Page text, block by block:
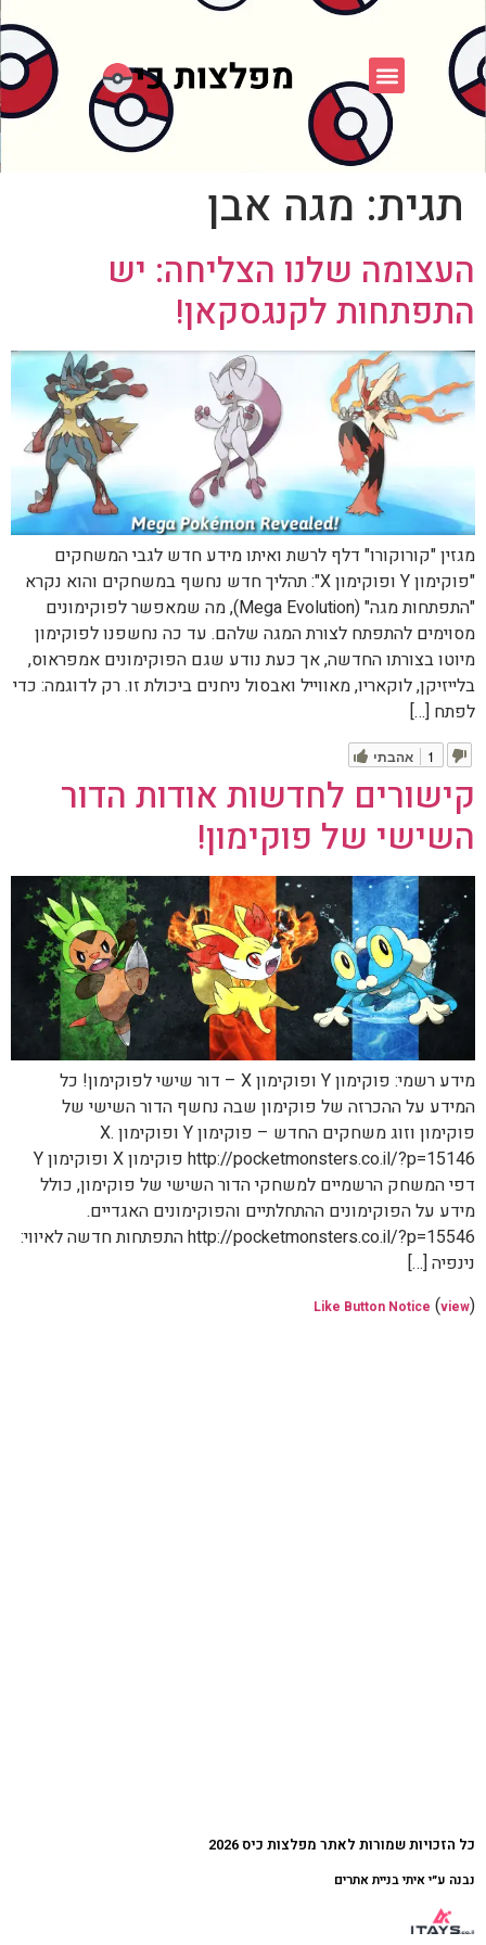
תגית: מגה אבן
העצומה שלנו הצליחה: יש
התפתחות לקנגסקאן!
מגזין "קורוקורו" דלף לרשת ואיתו מידע חדש לגבי המשחקים
"פוקימון Y ופוקימון X": תהליך חדש נחשף במשחקים והוא נקרא
"התפתחות מגה" (Mega Evolution), מה שמאפשר לפוקימונים
מסוימים להתפתח לצורת המגה שלהם. עד כה נחשפנו לפוקימון
מיוטו בצורתו החדשה, אך כעת נודע שגם הפוקימונים אמפראוס,
בלייזיקן, לוקאריו, מאווייל ואבסול ניחנים ביכולת זו. רק לדוגמה: כדי
לפתח […]
אהבתי 1
קישורים לחדשות אודות הדור
השישי של פוקימון!
מידע רשמי: פוקימון Y ופוקימון X – דור שישי לפוקימון! כל
המידע על ההכרזה של פוקימון שבה נחשף הדור השישי של
פוקימון וזוג משחקים החדש – פוקימון Y ופוקימון X.
http://pocketmonsters.co.il/?p=15146 פוקימון X ופוקימון Y
דפי המשחק הרשמיים למשחקי הדור השישי של פוקימון, כולל
מידע על הפוקימונים ההתחלתיים והפוקימונים האגדיים.
http://pocketmonsters.co.il/?p=15546 התפתחות חדשה לאיווי:
נינפיה […]
Like Button Notice (view)
כל הזכויות שמורות לאתר מפלצות כיס 2026
נבנה ע״י איתי בניית אתרים